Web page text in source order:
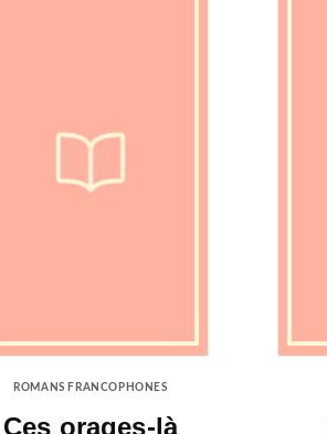
ROMANS FRANCOPHONES
Ces orages-là